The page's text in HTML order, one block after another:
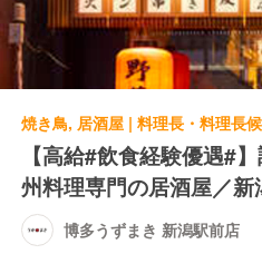
焼き鳥, 居酒屋 | 料理長・料理長
【高給#飲食経験優遇#
州料理専門の居酒屋／新
博多うずまき 新潟駅前店